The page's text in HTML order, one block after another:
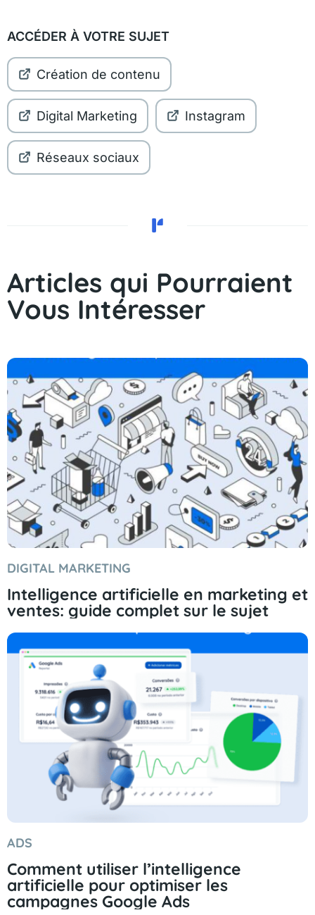
ACCÉDER À VOTRE SUJET
Création de contenu
Digital Marketing Instagram
Réseaux sociaux
Articles qui Pourraient
Vous Intéresser
DIGITAL MARKETING
Intelligence artificielle en marketing et
ventes: guide complet sur le sujet
ADS
Comment utiliser l’intelligence
artificielle pour optimiser les
campagnes Google Ads